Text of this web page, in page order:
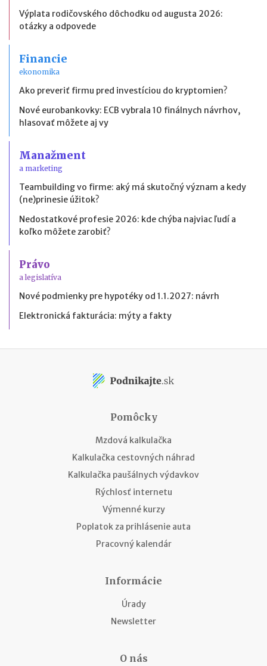
Výplata rodičovského dôchodku od augusta 2026:
otázky a odpovede
Financie
ekonomika
Ako preveriť firmu pred investíciou do kryptomien?
Nové eurobankovky: ECB vybrala 10 finálnych návrhov,
hlasovať môžete aj vy
Manažment
a marketing
Teambuilding vo firme: aký má skutočný význam a kedy
(ne)prinesie úžitok?
Nedostatkové profesie 2026: kde chýba najviac ľudí a
koľko môžete zarobiť?
Právo
a legislatíva
Nové podmienky pre hypotéky od 1.1.2027: návrh
Elektronická fakturácia: mýty a fakty
Pomôcky
Mzdová kalkulačka
Kalkulačka cestovných náhrad
Kalkulačka paušálnych výdavkov
Rýchlosť internetu
Výmenné kurzy
Poplatok za prihlásenie auta
Pracovný kalendár
Informácie
Úrady
Newsletter
O nás